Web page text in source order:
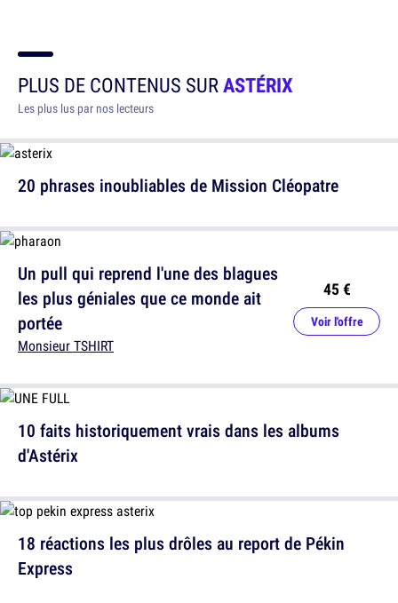
PLUS DE CONTENUS SURASTÉRIX
Les plus lus par nos lecteurs
20 phrases inoubliables de Mission Cléopatre
10 faits historiquement vrais dans les albums
d'Astérix
Un pull qui reprend l'une des blagues
les plus géniales que ce monde ait
portée
Monsieur TSHIRT
45 €
Voir l'offre
18 réactions les plus drôles au report de Pékin
Express